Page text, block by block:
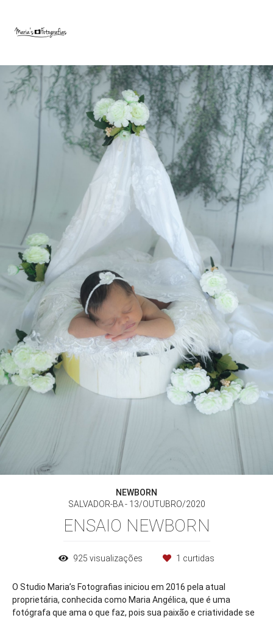
NEWBORN
SALVADOR-BA
13/OUTUBRO/2020
ENSAIO NEWBORN
925 visualizações 1 curtidas
O Studio Maria’s Fotografias iniciou em 2016 pela atual
proprietária, conhecida como Maria Angélica, que é uma
fotógrafa que ama o que faz, pois sua paixão e criatividade se